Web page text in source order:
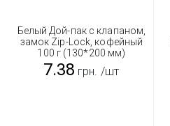
Белый Дой-пак с клапаном,
замок Zip-Lock, кофейный
100 г (130*200 мм)
7.38 грн. /шт